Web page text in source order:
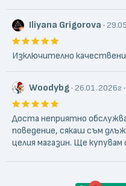
Iliyana Grigorova ·
Изключително
Woodybg· 26.01.2026г ·
Доста неприятно
поведение, сякаш съм
целия магазин. Ще купувам